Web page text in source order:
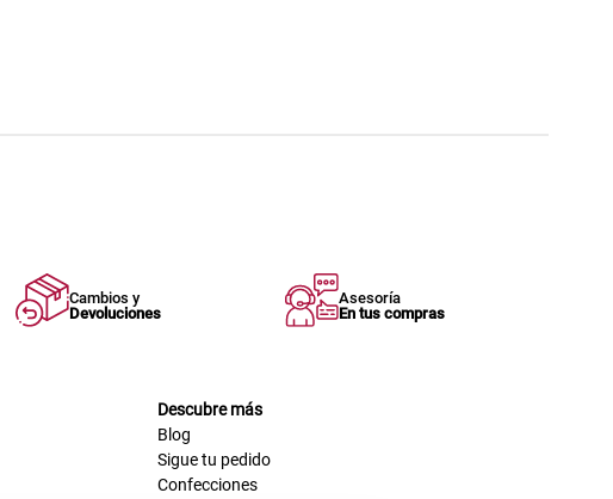
Cambios y
Devoluciones
Asesoría
En tus compras
Descubre más
Blog
Sigue tu pedido
Confecciones